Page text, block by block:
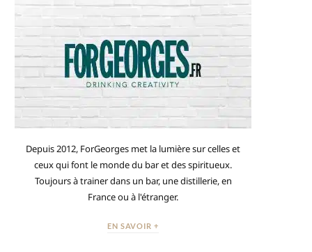
Depuis 2012, ForGeorges met la lumière sur celles et
ceux qui font le monde du bar et des spiritueux.
Toujours à trainer dans un bar, une distillerie, en
France ou à l'étranger.
EN SAVOIR +